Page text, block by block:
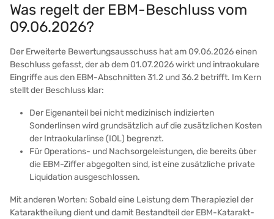
Was regelt der EBM-Beschluss vom
09.06.2026?
Der Erweiterte Bewertungsausschuss hat am 09.06.2026 einen
Beschluss gefasst, der ab dem 01.07.2026 wirkt und intraokulare
Eingriffe aus den EBM-Abschnitten 31.2 und 36.2 betrifft. Im Kern
stellt der Beschluss klar:
Der Eigenanteil bei nicht medizinisch indizierten
Sonderlinsen wird grundsätzlich auf die zusätzlichen Kosten
der Intraokularlinse (IOL) begrenzt.
Für Operations- und Nachsorgeleistungen, die bereits über
die EBM-Ziffer abgegolten sind, ist eine zusätzliche private
Liquidation ausgeschlossen.
Mit anderen Worten: Sobald eine Leistung dem Therapieziel der
Kataraktheilung dient und damit Bestandteil der EBM-Katarakt-